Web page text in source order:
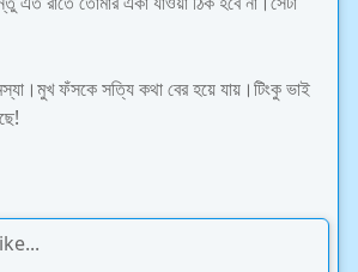
ফঁসকে সত্যি কথা বের হয়ে যায়।টিংকু ভাই